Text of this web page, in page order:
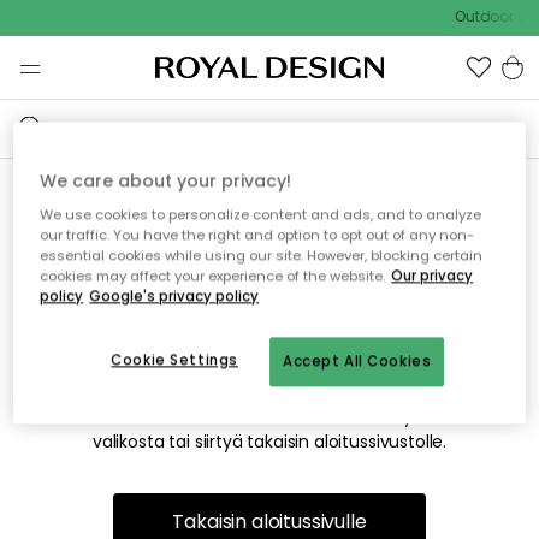
Outdoor
Emme valitettavasti löydä
etsimääsi sivua
Tämä voi johtua siitä, että sivua ei enää ole tai siitä, että se
on siirretty muualle. Pahoittelemme tästä mahdollisesti
valikosta tai siirtyä takaisin aloitussivustolle.
Takaisin aloitussivulle
We care about your privacy!
We use cookies to personalize content and ads, and to analyze
our traffic. You have the right and option to opt out of any non-
essential cookies while using our site. However, blocking certain
cookies may affect your experience of the website. Our privacy
policy Google's privacy policy
Accept All Cookies
Cookie Settings